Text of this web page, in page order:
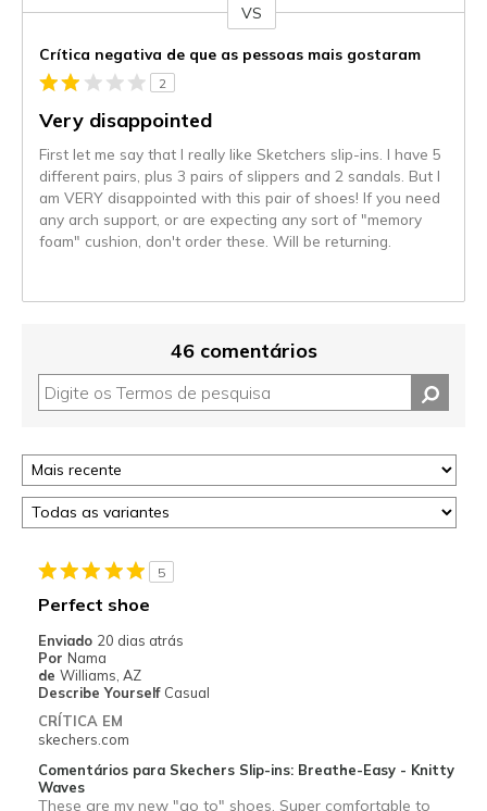
VS
Crítica negativa de que as pessoas mais gostaram
2
Very disappointed
First let me say that I really like Sketchers slip-ins. I have 5
different pairs, plus 3 pairs of slippers and 2 sandals. But I
am VERY disappointed with this pair of shoes! If you need
any arch support, or are expecting any sort of "memory
foam" cushion, don't order these. Will be returning.
46 comentários
5
Perfect shoe
Enviado 20 dias atrás
Por Nama
de Williams, AZ
Describe Yourself Casual
CRÍTICA EM
skechers.com
Comentários para Skechers Slip-ins: Breathe-Easy - Knitty
Waves
These are my new "go to" shoes. Super comfortable to